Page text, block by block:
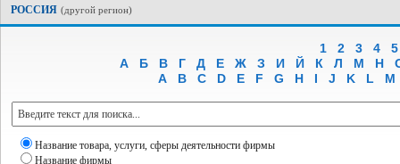
РОССИЯ (другой регион)
1 2 3 4
5
А
Б В Г Д Е Ж З И Й К Л М Н
A
B C D E F G H I J K L M
Название товара, услуги, сферы деятельности фирмы
Название фирмы